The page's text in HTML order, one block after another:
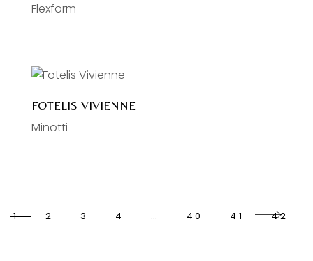
Flexform
FOTELIS VIVIENNE
Minotti
1 2 3 4 … 40 41 42